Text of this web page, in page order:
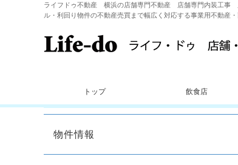
ライフドゥ不動産 横浜の店舗専門不動産 店舗専門内装工事
ル・利回り物件の不動産売買まで幅広く対応する事業用不動産
トップ 飲食店
物件情報